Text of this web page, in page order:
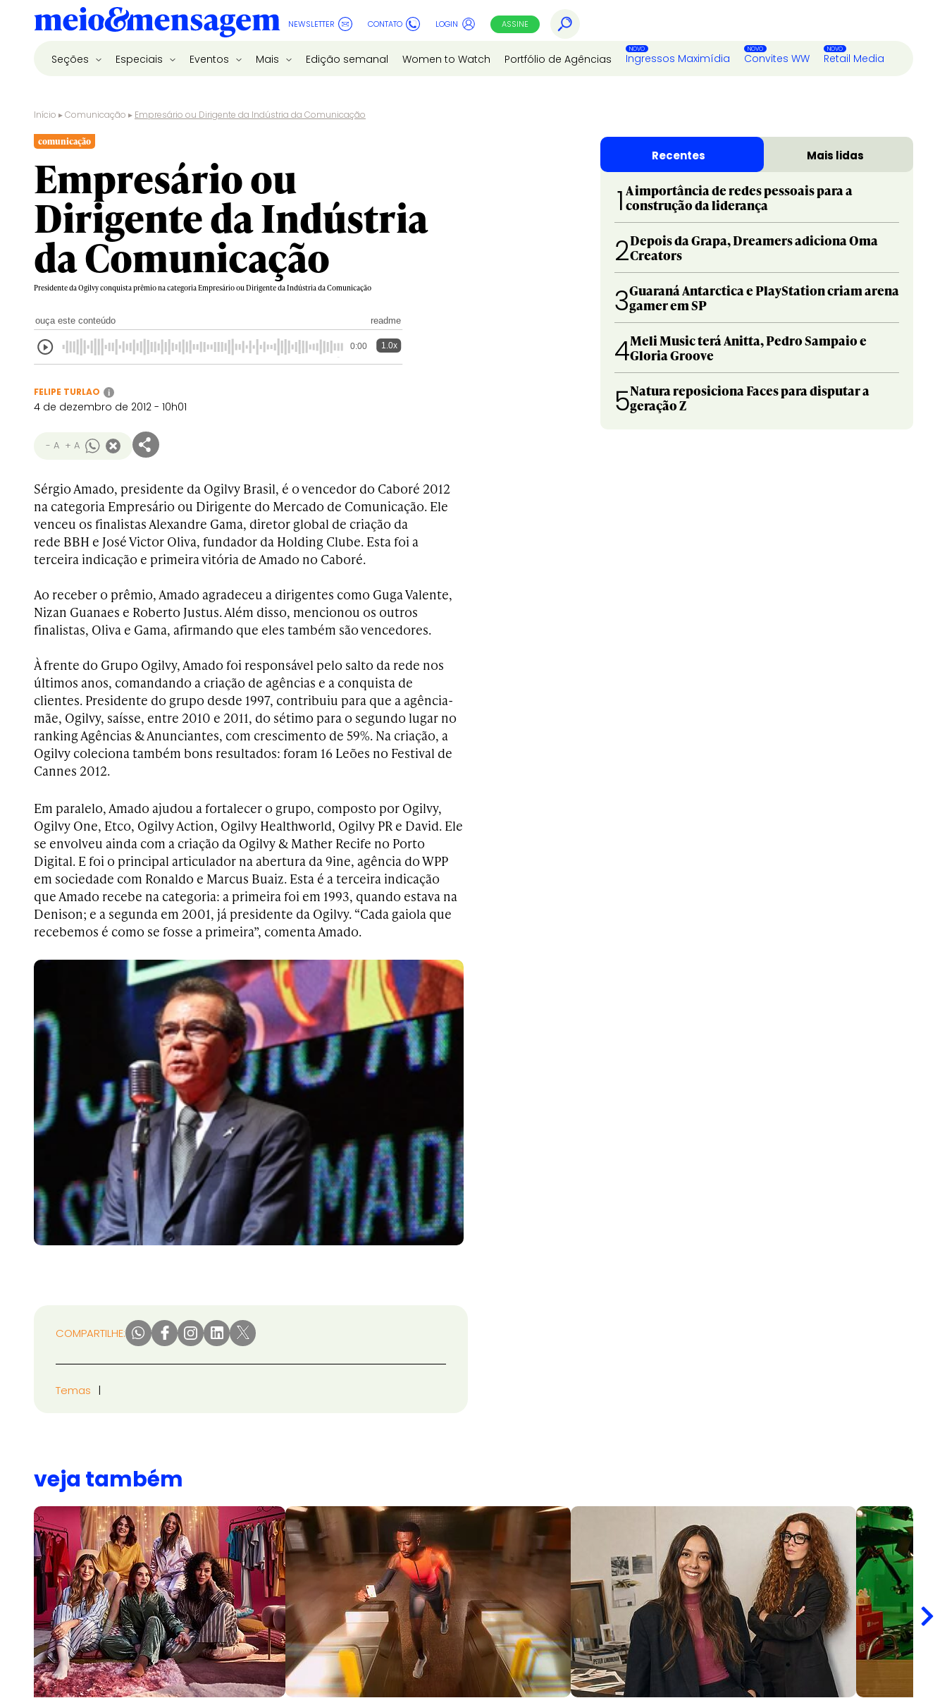
NEWSLETTER CONTATO LOGIN ASSINE
Seções Especiais Eventos Mais Edição semanal Women to Watch Portfólio de Agências Ingressos Maximídia Convites WW Retail Media
Início ▸Comunicação ▸ Empresário ou Dirigente da Indústria da Comunicação
comunicação
Empresário ou
Dirigente da Indústria
da Comunicação
Presidente da Ogilvy conquista prêmio na categoria Empresário ou Dirigente da Indústria da Comunicação
ouça este conteúdo readme
0:00 1.0x
FELIPE TURLAO i
4 de dezembro de 2012 - 10h01
- A + A
Sérgio Amado, presidente da Ogilvy Brasil, é o vencedor do Caboré 2012
na categoria Empresário ou Dirigente do Mercado de Comunicação. Ele
venceu os finalistas Alexandre Gama, diretor global de criação da
rede BBH e José Victor Oliva, fundador da Holding Clube. Esta foi a
terceira indicação e primeira vitória de Amado no Caboré.
Ao receber o prêmio, Amado agradeceu a dirigentes como Guga Valente,
Nizan Guanaes e Roberto Justus. Além disso, mencionou os outros
finalistas, Oliva e Gama, afirmando que eles também são vencedores.
À frente do Grupo Ogilvy, Amado foi responsável pelo salto da rede nos
últimos anos, comandando a criação de agências e a conquista de
clientes. Presidente do grupo desde 1997, contribuiu para que a agência-
mãe, Ogilvy, saísse, entre 2010 e 2011, do sétimo para o segundo lugar no
ranking Agências & Anunciantes, com crescimento de 59%. Na criação, a
Ogilvy coleciona também bons resultados: foram 16 Leões no Festival de
Cannes 2012.
Em paralelo, Amado ajudou a fortalecer o grupo, composto por Ogilvy,
Ogilvy One, Etco, Ogilvy Action, Ogilvy Healthworld, Ogilvy PR e David. Ele
se envolveu ainda com a criação da Ogilvy & Mather Recife no Porto
Digital. E foi o principal articulador na abertura da 9ine, agência do WPP
em sociedade com Ronaldo e Marcus Buaiz. Esta é a terceira indicação
que Amado recebe na categoria: a primeira foi em 1993, quando estava na
Denison; e a segunda em 2001, já presidente da Ogilvy. “Cada gaiola que
recebemos é como se fosse a primeira”, comenta Amado.
COMPARTILHE:
Temas
Recentes Mais lidas
1 A importância de redes pessoais para a
construção da liderança
2Depois da Grapa, Dreamers adiciona Oma
Creators
3Guaraná Antarctica e PlayStation criam arena
gamer em SP
4Meli Music terá Anitta, Pedro Sampaio e
Gloria Groove
5Natura reposiciona Faces para disputar a
geração Z
veja também